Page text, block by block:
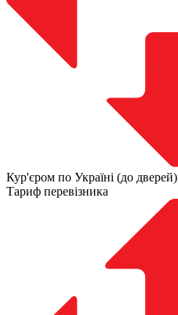
Кур'єром по Україні (до дверей)
Тариф перевізника